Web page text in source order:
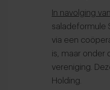
In navolging
saladeformule
via een
is, maar onder
vereniging.
Holding.